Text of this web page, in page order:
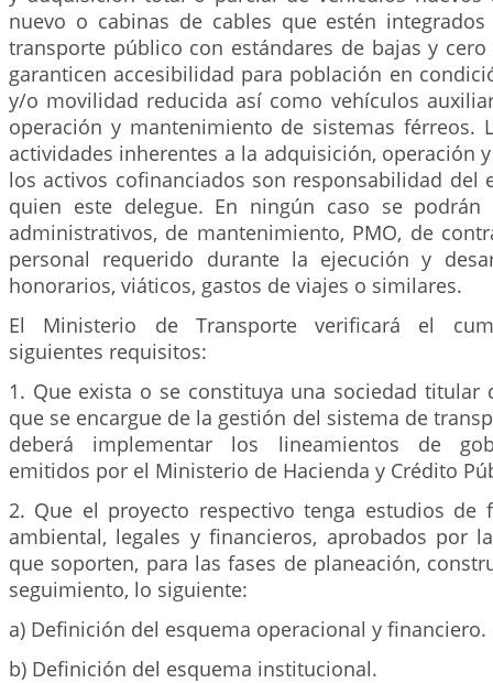
nuevo o cabinas de cables que estén
transporte público con estándares de bajas y
garanticen accesibilidad para población en
y/o movilidad reducida así como vehículos
operación y mantenimiento de sistemas férreos.
actividades inherentes a la adquisición, operación
los activos cofinanciados son responsabilidad del
quien este delegue. En ningún caso se podrán
administrativos, de mantenimiento, PMO, de
personal requerido durante la ejecución y
honorarios, viáticos, gastos de viajes o similares.
El Ministerio de Transporte verificará el
siguientes requisitos:
1. Que exista o se constituya una sociedad titular
que se encargue de la gestión del sistema de
deberá implementar los lineamientos de
emitidos por el Ministerio de Hacienda y Crédito
2. Que el proyecto respectivo tenga estudios de
ambiental, legales y financieros, aprobados por
que soporten, para las fases de planeación,
seguimiento, lo siguiente:
a) Definición del esquema operacional y financiero.
b) Definición del esquema institucional.